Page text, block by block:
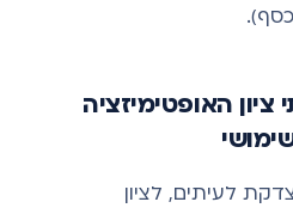
האופטימיזציה
לעיתים, לציון